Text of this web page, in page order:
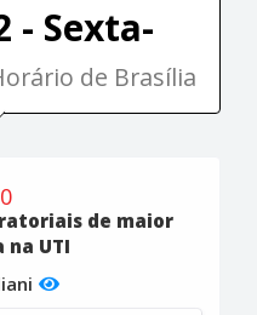
- Sexta-
de Brasília
de maior
na UTI